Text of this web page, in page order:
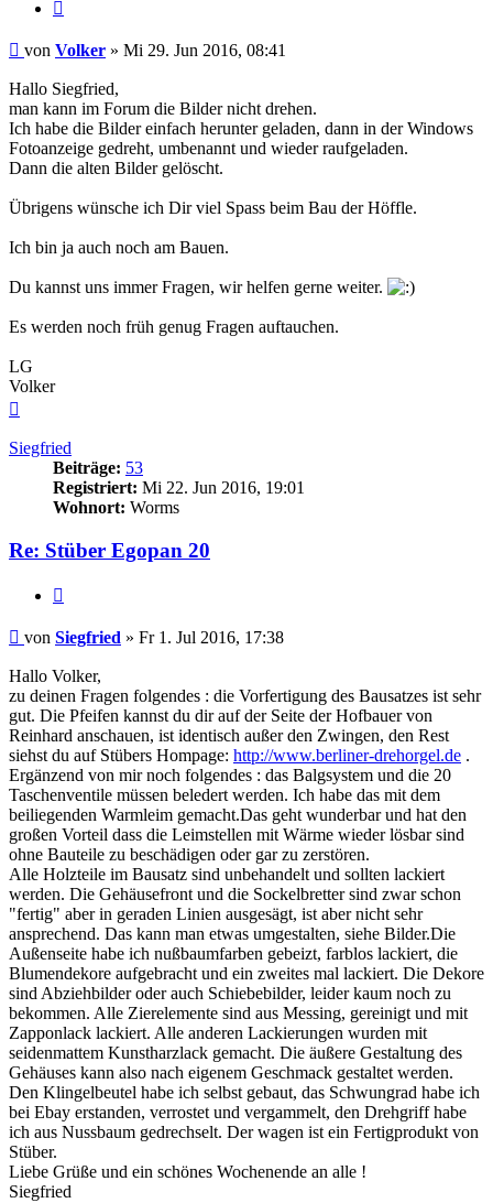
Beitrag
von Volker » Mi 29. Jun 2016, 08:41
Hallo Siegfried,
man kann im Forum die Bilder nicht drehen.
Ich habe die Bilder einfach herunter geladen, dann in der Windows
Fotoanzeige gedreht, umbenannt und wieder raufgeladen.
Dann die alten Bilder gelöscht.
Übrigens wünsche ich Dir viel Spass beim Bau der Höffle.
Ich bin ja auch noch am Bauen.
Du kannst uns immer Fragen, wir helfen gerne weiter.
Es werden noch früh genug Fragen auftauchen.
LG
Volker
Siegfried
Beiträge: 53
Registriert: Mi 22. Jun 2016, 19:01
Wohnort: Worms
Re: Stüber Egopan 20
Beitrag
von Siegfried » Fr 1. Jul 2016, 17:38
Hallo Volker,
zu deinen Fragen folgendes : die Vorfertigung des Bausatzes ist sehr
gut. Die Pfeifen kannst du dir auf der Seite der Hofbauer von
Reinhard anschauen, ist identisch außer den Zwingen, den Rest
siehst du auf Stübers Hompage: http://www.berliner-drehorgel.de .
Ergänzend von mir noch folgendes : das Balgsystem und die 20
Taschenventile müssen beledert werden. Ich habe das mit dem
beiliegenden Warmleim gemacht.Das geht wunderbar und hat den
großen Vorteil dass die Leimstellen mit Wärme wieder lösbar sind
ohne Bauteile zu beschädigen oder gar zu zerstören.
Alle Holzteile im Bausatz sind unbehandelt und sollten lackiert
werden. Die Gehäusefront und die Sockelbretter sind zwar schon
"fertig" aber in geraden Linien ausgesägt, ist aber nicht sehr
ansprechend. Das kann man etwas umgestalten, siehe Bilder.Die
Außenseite habe ich nußbaumfarben gebeizt, farblos lackiert, die
Blumendekore aufgebracht und ein zweites mal lackiert. Die Dekore
sind Abziehbilder oder auch Schiebebilder, leider kaum noch zu
bekommen. Alle Zierelemente sind aus Messing, gereinigt und mit
Zapponlack lackiert. Alle anderen Lackierungen wurden mit
seidenmattem Kunstharzlack gemacht. Die äußere Gestaltung des
Gehäuses kann also nach eigenem Geschmack gestaltet werden.
Den Klingelbeutel habe ich selbst gebaut, das Schwungrad habe ich
bei Ebay erstanden, verrostet und vergammelt, den Drehgriff habe
ich aus Nussbaum gedrechselt. Der wagen ist ein Fertigprodukt von
Stüber.
Liebe Grüße und ein schönes Wochenende an alle !
Siegfried